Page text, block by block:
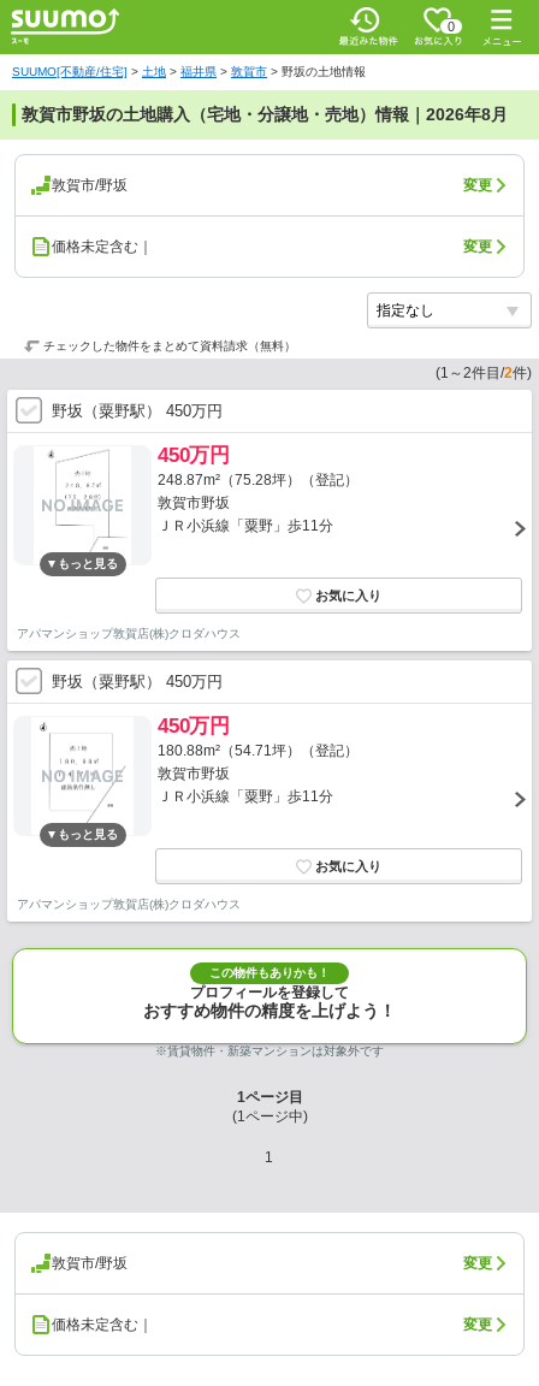
0
SUUMO[不動産/住宅] > 土地 > 福井県 > 敦賀市 > 野坂の土地情報
敦賀市野坂の土地購入（宅地・分譲地・売地）情報｜2026年8月
敦賀市/野坂 変更
価格未定含む｜ 変更
チェックした物件をまとめて資料請求（無料）
(1 ～2件目/2件)
野坂（粟野駅） 450万円
450万円
248.87m²（75.28坪）（登記）
敦賀市野坂
ＪＲ小浜線「粟野」歩11分
アパマンショップ敦賀店(株)クロダハウス
野坂（粟野駅） 450万円
450万円
180.88m²（54.71坪）（登記）
敦賀市野坂
ＪＲ小浜線「粟野」歩11分
アパマンショップ敦賀店(株)クロダハウス
この物件もありかも！
プロフィールを登録して
おすすめ物件の精度を上げよう！
※賃貸物件・新築マンションは対象外です
1ページ目
(1ページ中)
1
敦賀市/野坂 変更
価格未定含む｜ 変更